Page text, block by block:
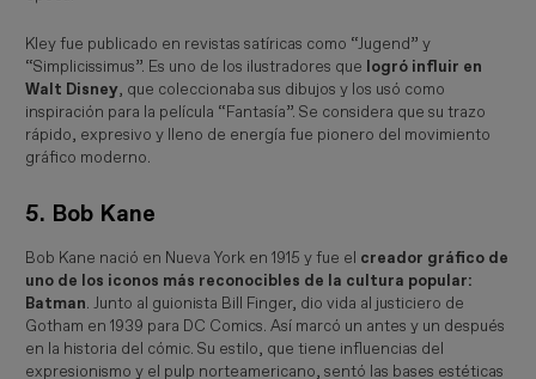
Kley fue publicado en revistas satíricas como “Jugend” y
“Simplicissimus”. Es uno de los ilustradores que logró influir en
Walt Disney, que coleccionaba sus dibujos y los usó como
inspiración para la película “Fantasía”. Se considera que su trazo
rápido, expresivo y lleno de energía fue pionero del movimiento
gráfico moderno.
5. Bob Kane
Bob Kane nació en Nueva York en 1915 y fue el creador gráfico de
uno de los iconos más reconocibles de la cultura popular:
Batman. Junto al guionista Bill Finger, dio vida al justiciero de
Gotham en 1939 para DC Comics. Así marcó un antes y un después
en la historia del cómic. Su estilo, que tiene influencias del
expresionismo y el pulp norteamericano, sentó las bases estéticas